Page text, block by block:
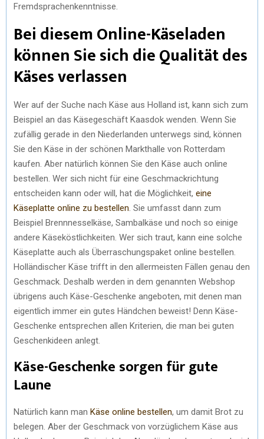
Fremdsprachenkenntnisse.
Bei diesem Online-Käseladen
können Sie sich die Qualität des
Käses verlassen
Wer auf der Suche nach Käse aus Holland ist, kann sich zum
Beispiel an das Käsegeschäft Kaasdok wenden. Wenn Sie
zufällig gerade in den Niederlanden unterwegs sind, können
Sie den Käse in der schönen Markthalle von Rotterdam
kaufen. Aber natürlich können Sie den Käse auch online
bestellen. Wer sich nicht für eine Geschmackrichtung
entscheiden kann oder will, hat die Möglichkeit, eine
Käseplatte online zu bestellen . Sie umfasst dann zum
Beispiel Brennnesselkäse, Sambalkäse und noch so einige
andere Käseköstlichkeiten. Wer sich traut, kann eine solche
Käseplatte auch als Überraschungspaket online bestellen.
Holländischer Käse trifft in den allermeisten Fällen genau den
Geschmack. Deshalb werden in dem genannten Webshop
übrigens auch Käse-Geschenke angeboten, mit denen man
eigentlich immer ein gutes Händchen beweist! Denn Käse-
Geschenke entsprechen allen Kriterien, die man bei guten
Geschenkideen anlegt.
Käse-Geschenke sorgen für gute
Laune
Natürlich kann man Käse online bestellen, um damit Brot zu
belegen. Aber der Geschmack von vorzüglichem Käse aus